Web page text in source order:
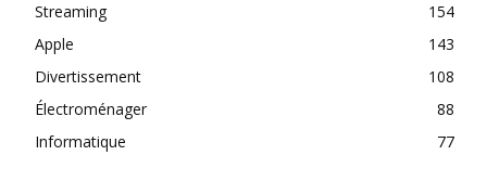
Streaming
154
Apple
143
Divertissement
108
Électroménager
88
Informatique
77